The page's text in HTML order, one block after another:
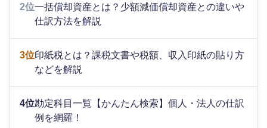
2位一括償却資産とは？少額減価償却資産との違いや
仕訳方法を解説
3位印紙税とは？課税文書や税額、収入印紙の貼り方
などを解説
4位勘定科目一覧【かんたん検索】個人・法人の仕訳
例を網羅！